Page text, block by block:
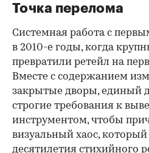
Точка перелома
Системная работа с
в 2010-е годы, когда
превратили ретейл на
Вместе с содержанием
закрытые дворы, единый
строгие требования к
инструментом, чтобы
визуальный хаос, который
десятилетия стихийного